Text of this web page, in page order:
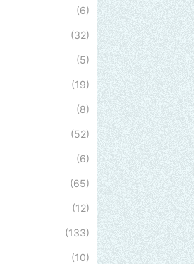
(6)
(32)
(5)
(19)
(8)
(52)
(6)
(65)
(12)
(133)
(10)